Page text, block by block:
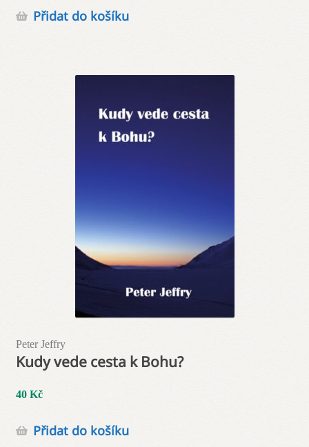
Přidat do košíku
Peter Jeffry
Kudy vede cesta k Bohu?
40 Kč
Přidat do košíku